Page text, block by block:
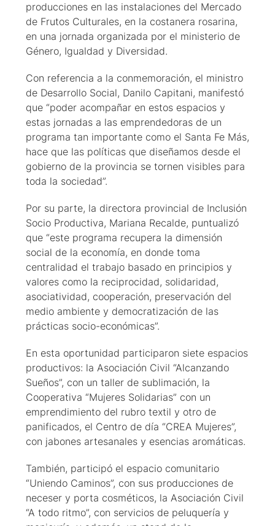
producciones en las instalaciones del Mercado
de Frutos Culturales, en la costanera rosarina,
en una jornada organizada por el ministerio de
Género, Igualdad y Diversidad.
Con referencia a la conmemoración, el ministro
de Desarrollo Social, Danilo Capitani, manifestó
que “poder acompañar en estos espacios y
estas jornadas a las emprendedoras de un
programa tan importante como el Santa Fe Más,
hace que las políticas que diseñamos desde el
gobierno de la provincia se tornen visibles para
toda la sociedad”.
Por su parte, la directora provincial de Inclusión
Socio Productiva, Mariana Recalde, puntualizó
que “este programa recupera la dimensión
social de la economía, en donde toma
centralidad el trabajo basado en principios y
valores como la reciprocidad, solidaridad,
asociatividad, cooperación, preservación del
medio ambiente y democratización de las
prácticas socio-económicas”.
En esta oportunidad participaron siete espacios
productivos: la Asociación Civil “Alcanzando
Sueños”, con un taller de sublimación, la
Cooperativa “Mujeres Solidarias” con un
emprendimiento del rubro textil y otro de
panificados, el Centro de día “CREA Mujeres”,
con jabones artesanales y esencias aromáticas.
También, participó el espacio comunitario
“Uniendo Caminos”, con sus producciones de
neceser y porta cosméticos, la Asociación Civil
“A todo ritmo”, con servicios de peluquería y